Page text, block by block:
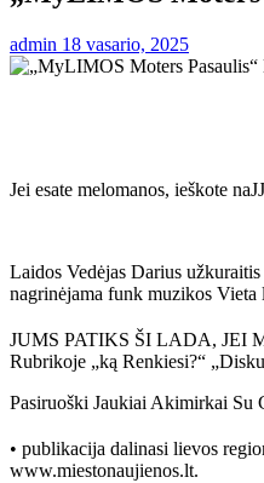
admin 18 vasario, 2025
Jei esate melomanos, ieškote
Laidos Vedėjas Darius
nagrinėjama funk muzikos
JUMS PATIKS ŠI LADA, JEI
Rubrikoje „ką Renkiesi?“
Pasiruoški Jaukiai Akimirkai Su
• publikacija dalinasi lievos
www.miestonaujienos.lt.